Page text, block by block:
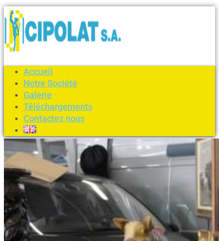
Accueil
Notre Société
Galerie
Téléchargements
Contactez nous